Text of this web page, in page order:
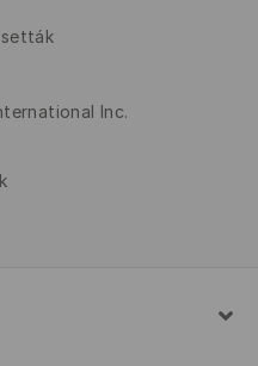
Inc.